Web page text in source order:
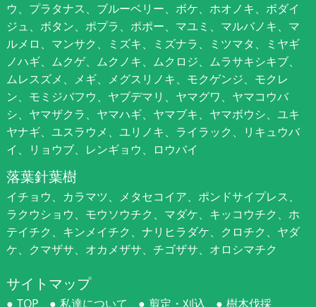
ウ、プラタナス、ブルーベリー、ボケ、ホオノキ、ボダイ
ジュ、ボタン、ポプラ、ポポー、マユミ、マルバノキ、マ
ルメロ、マンサク、ミズキ、ミズナラ、ミツマタ、ミヤギ
ノハギ、ムクゲ、ムクノキ、ムクロジ、ムラサキシキブ、
ムレスズメ、メギ、メグスリノキ、モクゲンジ、モクレ
ン、モミジバフウ、ヤブデマリ、ヤマグワ、ヤマコウバ
シ、ヤマザクラ、ヤマハギ、ヤマブキ、ヤマボウシ、ユキ
ヤナギ、ユスラウメ、ユリノキ、ライラック、リキュウバ
イ、リョウブ、レンギョウ、ロウバイ
落葉針葉樹
イチョウ、カラマツ、メタセコイア、ポンドサイプレス、
ラクウショウ、モウソウチク、マダケ、キッコウチク、ホ
テイチク、キンメイチク、ナリヒラダケ、クロチク、ヤダ
ケ、クマザサ、オカメザサ、チゴザサ、オロシマチク
サイトマップ
TOP 私達について 剪定・刈込 樹木伐採